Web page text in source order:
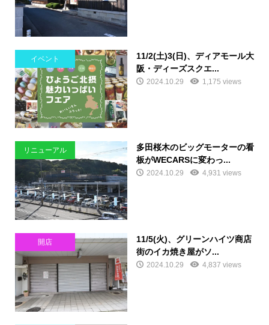
イベント
11/2(土)3(日)、ディアモール大
阪・ディーズスクエ...
2024.10.29 1,175 views
リニューアル
多田桜木のビッグモーターの看
板がWECARSに変わっ...
2024.10.29 4,931 views
開店
11/5(火)、グリーンハイツ商店
街のイカ焼き屋がソ...
2024.10.29 4,837 views